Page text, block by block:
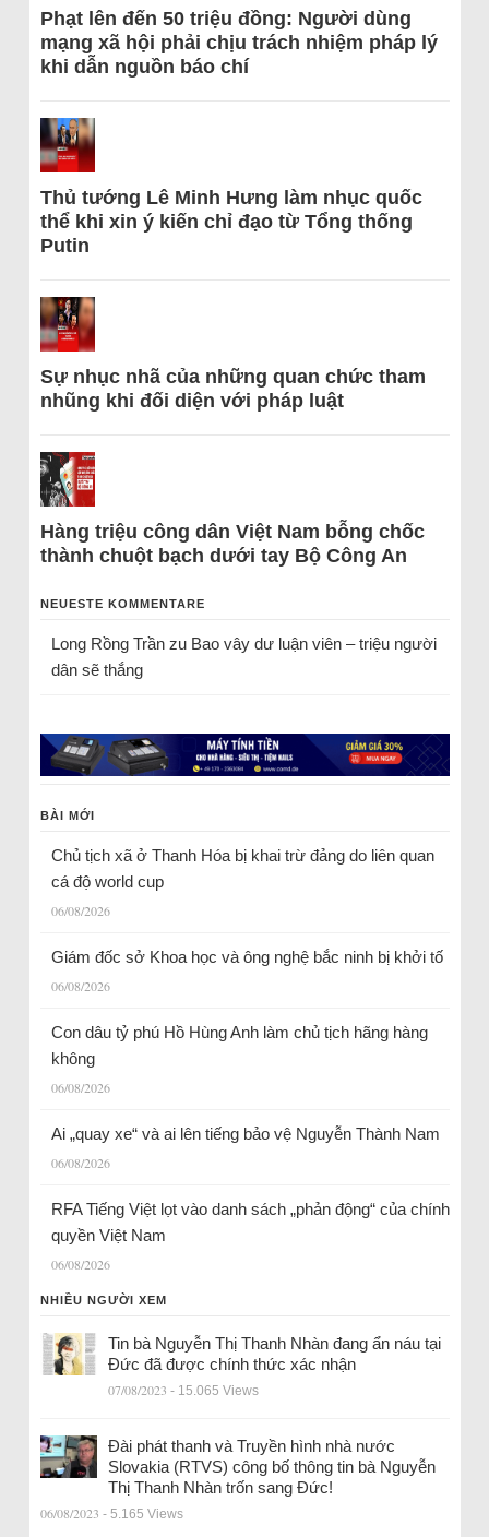
Phạt lên đến 50 triệu đồng: Người dùng
mạng xã hội phải chịu trách nhiệm pháp lý
khi dẫn nguồn báo chí
Thủ tướng Lê Minh Hưng làm nhục quốc
thể khi xin ý kiến chỉ đạo từ Tổng thống
Putin
Sự nhục nhã của những quan chức tham
nhũng khi đối diện với pháp luật
Hàng triệu công dân Việt Nam bỗng chốc
thành chuột bạch dưới tay Bộ Công An
NEUESTE KOMMENTARE
Long Rồng Trầnzu Bao vây dư luận viên – triệu người
dân sẽ thắng
BÀI MỚI
Chủ tịch xã ở Thanh Hóa bị khai trừ đảng do liên quan
cá độ world cup
06/08/2026
Giám đốc sở Khoa học và ông nghệ bắc ninh bị khởi tố
06/08/2026
Con dâu tỷ phú Hồ Hùng Anh làm chủ tịch hãng hàng
không
06/08/2026
Ai „quay xe“ và ai lên tiếng bảo vệ Nguyễn Thành Nam
06/08/2026
RFA Tiếng Việt lọt vào danh sách „phản động“ của chính
quyền Việt Nam
06/08/2026
NHIỀU NGƯỜI XEM
Tin bà Nguyễn Thị Thanh Nhàn đang ẩn náu tại
Đức đã được chính thức xác nhận
07/08/2023 - 15.065 Views
Đài phát thanh và Truyền hình nhà nước
Slovakia (RTVS) công bố thông tin bà Nguyễn
Thị Thanh Nhàn trốn sang Đức!
06/08/2023 - 5.165 Views